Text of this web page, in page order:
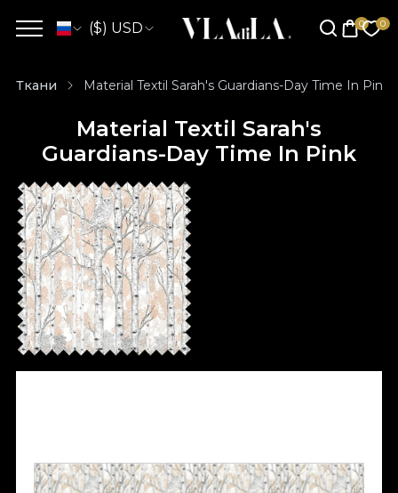
($) USD
Ткани Material Textil Sarah's Guardians-Day Time In Pink
Material Textil Sarah's
Guardians-Day Time In Pink